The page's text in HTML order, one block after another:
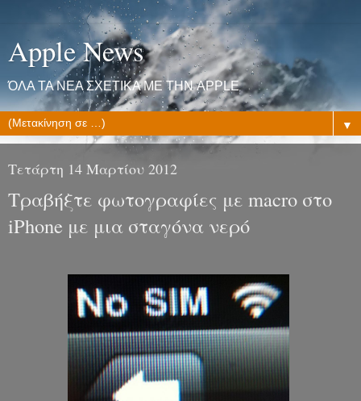
Apple News
ΌΛΑ ΤΑ ΝΕΑ ΣΧΕΤΙΚΑ ΜΕ ΤΗΝ APPLE
▼
Τετάρτη 14 Μαρτίου 2012
Τραβήξτε φωτογραφίες με macro στο
iPhone με μια σταγόνα νερό